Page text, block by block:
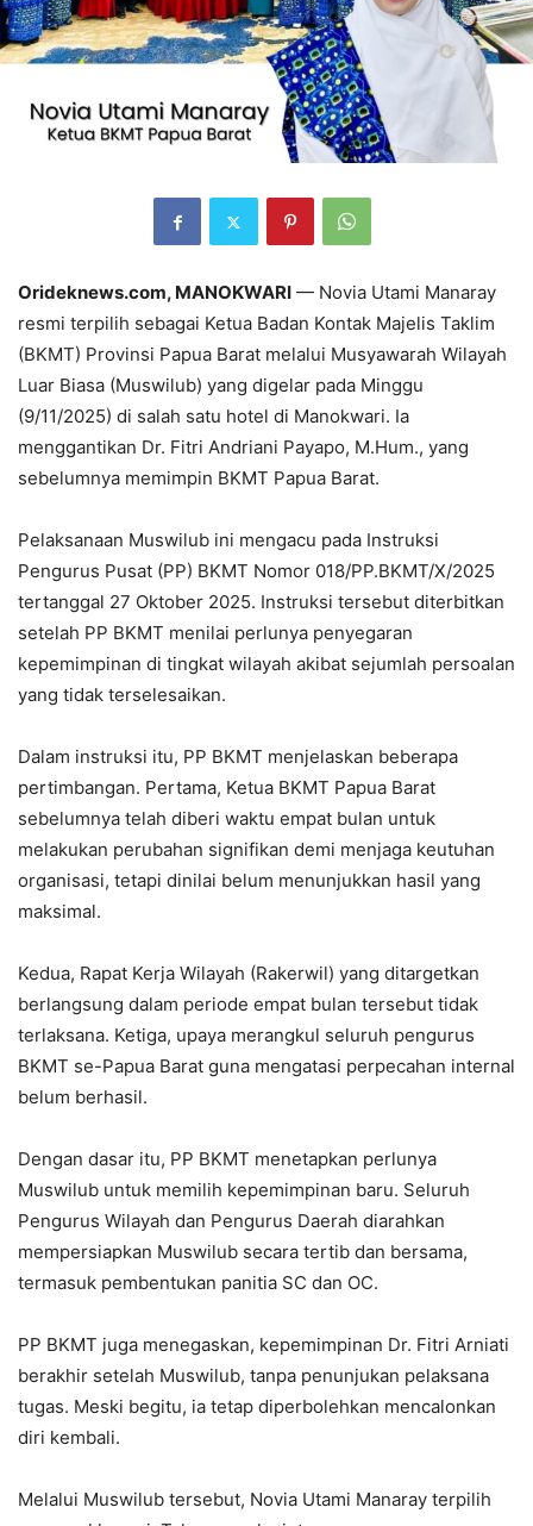
Orideknews.com, MANOKWARI — Novia Utami Manaray
resmi terpilih sebagai Ketua Badan Kontak Majelis Taklim
(BKMT) Provinsi Papua Barat melalui Musyawarah Wilayah
Luar Biasa (Muswilub) yang digelar pada Minggu
(9/11/2025) di salah satu hotel di Manokwari. Ia
menggantikan Dr. Fitri Andriani Payapo, M.Hum., yang
sebelumnya memimpin BKMT Papua Barat.
Pelaksanaan Muswilub ini mengacu pada Instruksi
Pengurus Pusat (PP) BKMT Nomor 018/PP.BKMT/X/2025
tertanggal 27 Oktober 2025. Instruksi tersebut diterbitkan
setelah PP BKMT menilai perlunya penyegaran
kepemimpinan di tingkat wilayah akibat sejumlah persoalan
yang tidak terselesaikan.
Dalam instruksi itu, PP BKMT menjelaskan beberapa
pertimbangan. Pertama, Ketua BKMT Papua Barat
sebelumnya telah diberi waktu empat bulan untuk
melakukan perubahan signifikan demi menjaga keutuhan
organisasi, tetapi dinilai belum menunjukkan hasil yang
maksimal.
Kedua, Rapat Kerja Wilayah (Rakerwil) yang ditargetkan
berlangsung dalam periode empat bulan tersebut tidak
terlaksana. Ketiga, upaya merangkul seluruh pengurus
BKMT se-Papua Barat guna mengatasi perpecahan internal
belum berhasil.
Dengan dasar itu, PP BKMT menetapkan perlunya
Muswilub untuk memilih kepemimpinan baru. Seluruh
Pengurus Wilayah dan Pengurus Daerah diarahkan
mempersiapkan Muswilub secara tertib dan bersama,
termasuk pembentukan panitia SC dan OC.
PP BKMT juga menegaskan, kepemimpinan Dr. Fitri Arniati
berakhir setelah Muswilub, tanpa penunjukan pelaksana
tugas. Meski begitu, ia tetap diperbolehkan mencalonkan
diri kembali.
Melalui Muswilub tersebut, Novia Utami Manaray terpilih